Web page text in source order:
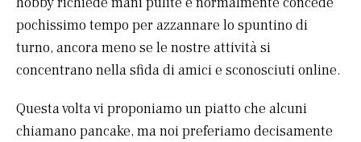
pochissimo tempo per azzannare lo spuntino di
turno, ancora meno se le nostre attività si
concentrano nella sfida di amici e sconosciuti online.
Questa volta vi proponiamo un piatto che alcuni
chiamano pancake, ma noi preferiamo decisamente